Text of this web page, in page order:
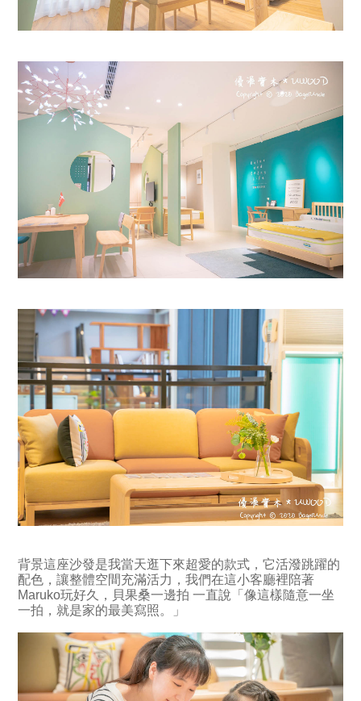
背景這座沙發是我當天逛下來超愛的款式，它活潑跳躍的
配色，讓整體空間充滿活力，我們在這小客廳裡陪著
Maruko玩好久，貝果桑一邊拍 一直說「像這樣隨意一坐
一拍，就是家的最美寫照。」